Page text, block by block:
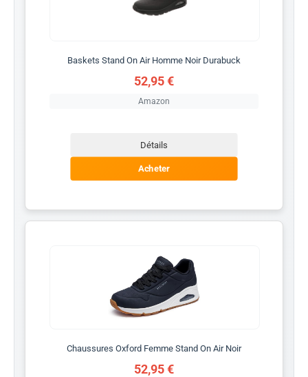
Baskets Stand On Air Homme Noir Durabuck
52,95 €
Amazon
Détails
Acheter
Chaussures Oxford Femme Stand On Air Noir
52,95 €